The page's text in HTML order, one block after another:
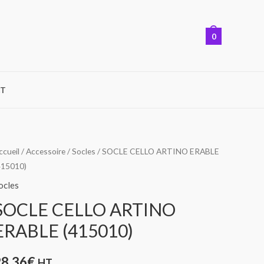
0
/Accessoire/Socles / SOCLE CELLO ARTINO ERABLE
CELLO ARTINO
(415010)